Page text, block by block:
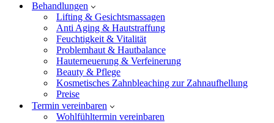
Behandlungen
Lifting & Gesichtsmassagen
Anti Aging & Hautstraffung
Feuchtigkeit & Vitalität
Problemhaut & Hautbalance
Hauterneuerung & Verfeinerung
Beauty & Pflege
Kosmetisches Zahnbleaching zur Zahnaufhellung
Preise
Termin vereinbaren
Wohlfühltermin vereinbaren